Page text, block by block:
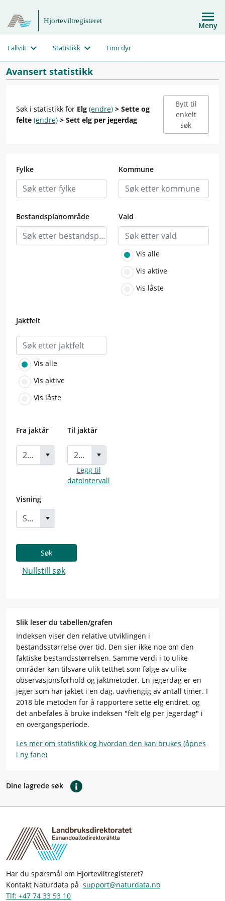
Hjorteviltregisteret Meny
Fallvilt Statistikk Finn dyr
Avansert statistikk
Søk i statistikk for Elg (endre) > Sette og
felte (endre) > Sett elg per jegerdag
Bytt til
enkelt
søk
Fylke Kommune
Bestandsplanområde Vald
Vis alle
Vis aktive
Vis låste
Jaktfelt
Vis alle
Vis aktive
Vis låste
Fra jaktår Til jaktår
Legg til
datointervall
Visning
Søk
Nullstill søk
Slik leser du tabellen/grafen
Indeksen viser den relative utviklingen i
bestandsstørrelse over tid. Den sier ikke noe om den
faktiske bestandsstørrelsen. Samme verdi i to ulike
områder kan tilsvare ulik tetthet som følge av ulike
observasjonsforhold og jaktmetoder. En jegerdag er en
jeger som har jaktet i en dag, uavhengig av antall timer. I
2018 ble metoden for å rapportere sette elg endret, og
det anbefales å bruke indeksen "felt elg per jegerdag" i
en overgangsperiode.
Les mer om statistikk og hvordan den kan brukes (åpnes
i ny fane)
Dine lagrede søk
Har du spørsmål om Hjorteviltregisteret?
Kontakt Naturdata på support@naturdata.no
Tlf: +47 74 33 53 10